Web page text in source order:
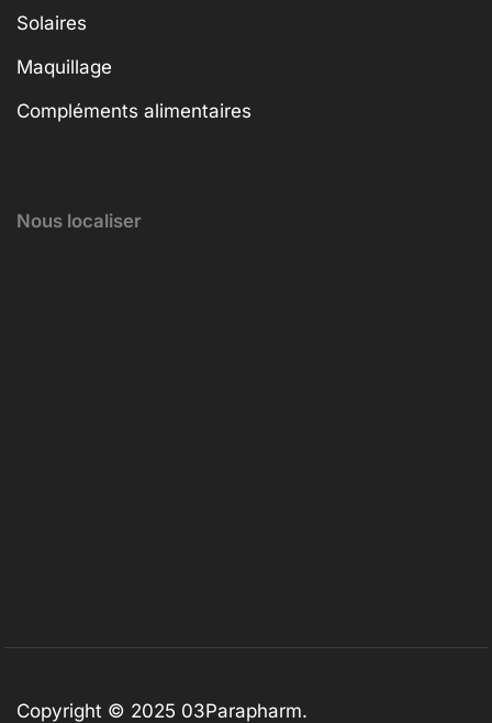
Solaires
Maquillage
Compléments alimentaires
Nous localiser
Copyright © 2025 03Parapharm.